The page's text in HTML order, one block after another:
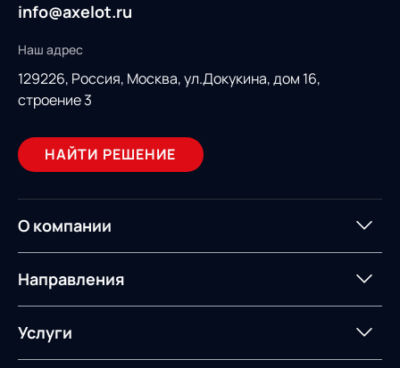
info@axelot.ru
Наш адрес
129226, Россия, Москва, ул.Докукина, дом 16,
строение 3
НАЙТИ РЕШЕНИЕ
О компании
О компании
ИТ-аккредитация
Импортозамещение
Направления
Управление цепями
поставок
Услуги